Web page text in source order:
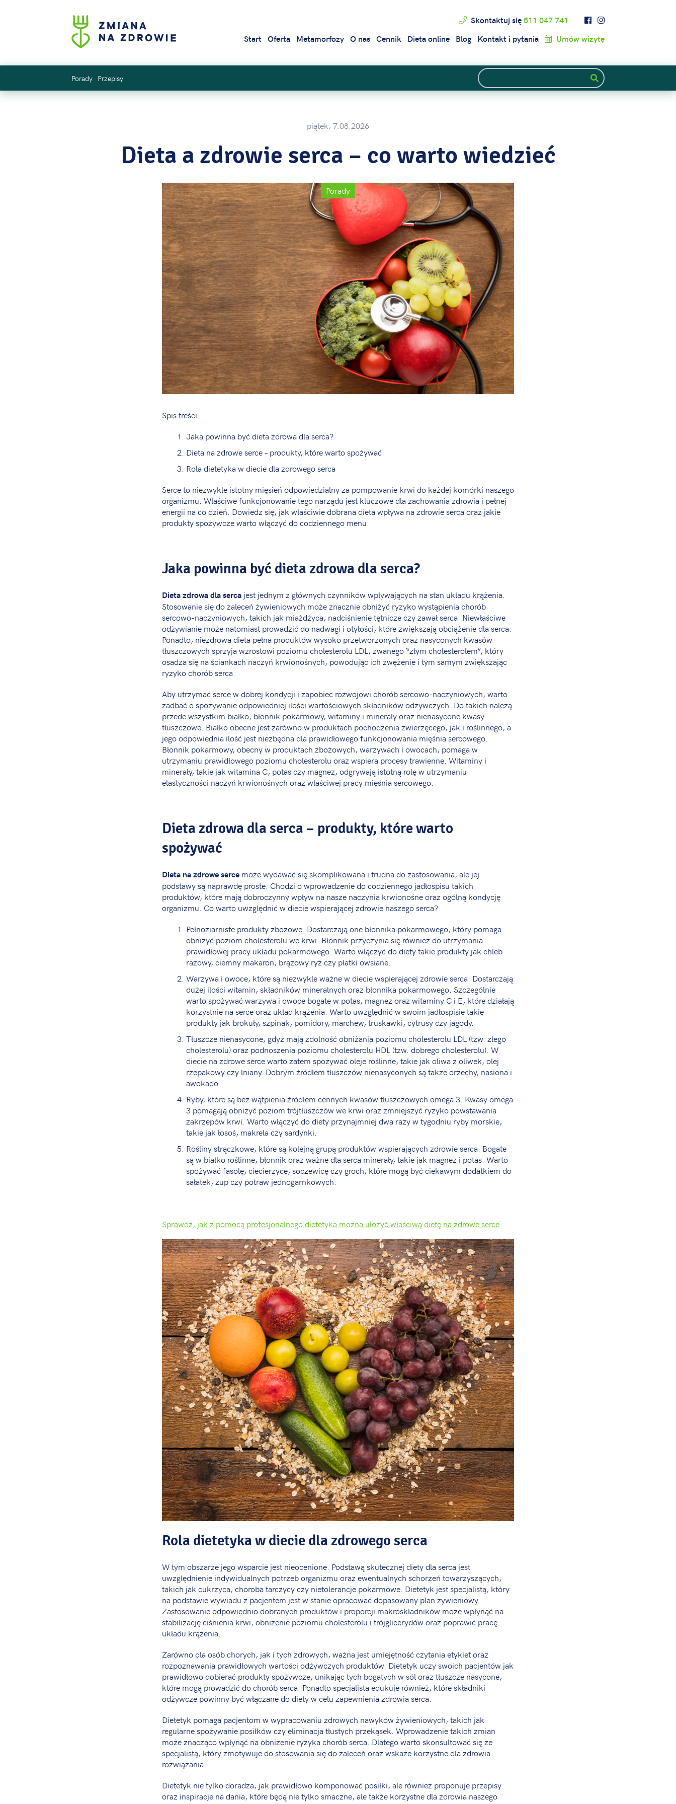
Skontaktuj się511 047 741
Start Oferta Metamorfozy O nas Cennik Dieta online Blog Kontakt i pytania Umów wizytę
Porady Przepisy
piątek, 7.08.2026
Dieta a zdrowie serca – co warto wiedzieć
Porady
Spis treści:
Jaka powinna być dieta zdrowa dla serca?
Dieta na zdrowe serce – produkty, które warto spożywać
Rola dietetyka w diecie dla zdrowego serca
Serce to niezwykle istotny mięsień odpowiedzialny za pompowanie krwi do każdej komórki naszego
organizmu. Właściwe funkcjonowanie tego narządu jest kluczowe dla zachowania zdrowia i pełnej
energii na co dzień. Dowiedz się, jak właściwie dobrana dieta wpływa na zdrowie serca oraz jakie
produkty spożywcze warto włączyć do codziennego menu.
Jaka powinna być dieta zdrowa dla serca?
Dieta zdrowa dla serca jest jednym z głównych czynników wpływających na stan układu krążenia.
Stosowanie się do zaleceń żywieniowych może znacznie obniżyć ryzyko wystąpienia chorób
sercowo-naczyniowych, takich jak miażdżyca, nadciśnienie tętnicze czy zawał serca. Niewłaściwe
odżywianie może natomiast prowadzić do nadwagi i otyłości, które zwiększają obciążenie dla serca.
Ponadto, niezdrowa dieta pełna produktów wysoko przetworzonych oraz nasyconych kwasów
tłuszczowych sprzyja wzrostowi poziomu cholesterolu LDL, zwanego “złym cholesterolem”, który
osadza się na ściankach naczyń krwionośnych, powodując ich zwężenie i tym samym zwiększając
ryzyko chorób serca.
Aby utrzymać serce w dobrej kondycji i zapobiec rozwojowi chorób sercowo-naczyniowych, warto
zadbać o spożywanie odpowiedniej ilości wartościowych składników odżywczych. Do takich należą
przede wszystkim białko, błonnik pokarmowy, witaminy i minerały oraz nienasycone kwasy
tłuszczowe. Białko obecne jest zarówno w produktach pochodzenia zwierzęcego, jak i roślinnego, a
jego odpowiednia ilość jest niezbędna dla prawidłowego funkcjonowania mięśnia sercowego.
Błonnik pokarmowy, obecny w produktach zbożowych, warzywach i owocach, pomaga w
utrzymaniu prawidłowego poziomu cholesterolu oraz wspiera procesy trawienne. Witaminy i
minerały, takie jak witamina C, potas czy magnez, odgrywają istotną rolę w utrzymaniu
elastyczności naczyń krwionośnych oraz właściwej pracy mięśnia sercowego.
Dieta zdrowa dla serca – produkty, które warto
spożywać
Dieta na zdrowe serce może wydawać się skomplikowana i trudna do zastosowania, ale jej
podstawy są naprawdę proste. Chodzi o wprowadzenie do codziennego jadłospisu takich
produktów, które mają dobroczynny wpływ na nasze naczynia krwionośne oraz ogólną kondycję
organizmu. Co warto uwzględnić w diecie wspierającej zdrowie naszego serca?
Pełnoziarniste produkty zbożowe. Dostarczają one błonnika pokarmowego, który pomaga
obniżyć poziom cholesterolu we krwi. Błonnik przyczynia się również do utrzymania
prawidłowej pracy układu pokarmowego. Warto włączyć do diety takie produkty jak chleb
razowy, ciemny makaron, brązowy ryż czy płatki owsiane.
Warzywa i owoce, które są niezwykle ważne w diecie wspierającej zdrowie serca. Dostarczają
dużej ilości witamin, składników mineralnych oraz błonnika pokarmowego. Szczególnie
warto spożywać warzywa i owoce bogate w potas, magnez oraz witaminy C i E, które działają
korzystnie na serce oraz układ krążenia. Warto uwzględnić w swoim jadłospisie takie
produkty jak brokuły, szpinak, pomidory, marchew, truskawki, cytrusy czy jagody.
Tłuszcze nienasycone, gdyż mają zdolność obniżania poziomu cholesterolu LDL (tzw. złego
cholesterolu) oraz podnoszenia poziomu cholesterolu HDL (tzw. dobrego cholesterolu). W
diecie na zdrowe serce warto zatem spożywać oleje roślinne, takie jak oliwa z oliwek, olej
rzepakowy czy lniany. Dobrym źródłem tłuszczów nienasyconych są także orzechy, nasiona i
awokado.
Ryby, które są bez wątpienia źródłem cennych kwasów tłuszczowych omega 3. Kwasy omega
3 pomagają obniżyć poziom trójtłuszczów we krwi oraz zmniejszyć ryzyko powstawania
zakrzepów krwi. Warto włączyć do diety przynajmniej dwa razy w tygodniu ryby morskie,
takie jak łosoś, makrela czy sardynki.
Rośliny strączkowe, które są kolejną grupą produktów wspierających zdrowie serca. Bogate
są w białko roślinne, błonnik oraz ważne dla serca minerały, takie jak magnez i potas. Warto
spożywać fasolę, ciecierzycę, soczewicę czy groch, które mogą być ciekawym dodatkiem do
sałatek, zup czy potraw jednogarnkowych.
Sprawdź, jak z pomocą profesjonalnego dietetyka można ułożyć właściwą dietę na zdrowe serce
Rola dietetyka w diecie dla zdrowego serca
W tym obszarze jego wsparcie jest nieocenione. Podstawą skutecznej diety dla serca jest
uwzględnienie indywidualnych potrzeb organizmu oraz ewentualnych schorzeń towarzyszących,
takich jak cukrzyca, choroba tarczycy czy nietolerancje pokarmowe. Dietetyk jest specjalistą, który
na podstawie wywiadu z pacjentem jest w stanie opracować dopasowany plan żywieniowy.
Zastosowanie odpowiednio dobranych produktów i proporcji makroskładników może wpłynąć na
stabilizację ciśnienia krwi, obniżenie poziomu cholesterolu i trójglicerydów oraz poprawić pracę
układu krążenia.
Zarówno dla osób chorych, jak i tych zdrowych, ważna jest umiejętność czytania etykiet oraz
rozpoznawania prawidłowych wartości odżywczych produktów. Dietetyk uczy swoich pacjentów jak
prawidłowo dobierać produkty spożywcze, unikając tych bogatych w sól oraz tłuszcze nasycone,
które mogą prowadzić do chorób serca. Ponadto specjalista edukuje również, które składniki
odżywcze powinny być włączane do diety w celu zapewnienia zdrowia serca.
Dietetyk pomaga pacjentom w wypracowaniu zdrowych nawyków żywieniowych, takich jak
regularne spożywanie posiłków czy eliminacja tłustych przekąsek. Wprowadzenie takich zmian
może znacząco wpłynąć na obniżenie ryzyka chorób serca. Dlatego warto skonsultować się ze
specjalistą, który zmotywuje do stosowania się do zaleceń oraz wskaże korzystne dla zdrowia
rozwiązania.
Dietetyk nie tylko doradza, jak prawidłowo komponować posiłki, ale również proponuje przepisy
oraz inspiracje na dania, które będą nie tylko smaczne, ale także korzystne dla zdrowia naszego